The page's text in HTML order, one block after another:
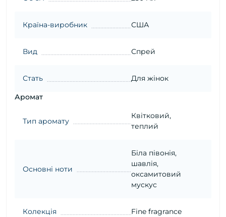
Країна-виробник США
Вид Спрей
Стать Для жінок
Аромат
Тип аромату
Квітковий,
теплий
Основні ноти
Біла півонія,
шавлія,
оксамитовий
мускус
Колекція Fine fragrance